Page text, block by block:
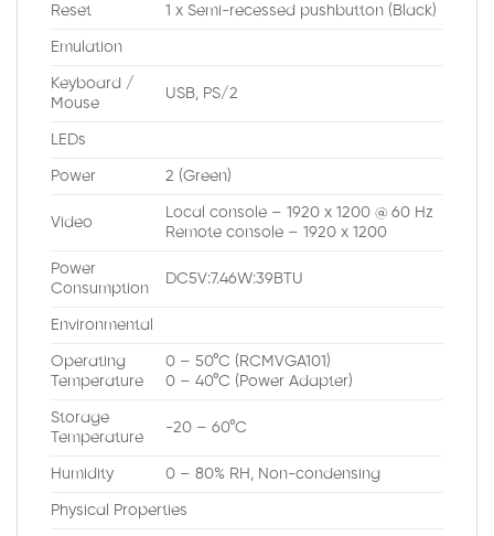
Reset 1 x Semi-recessed pushbutton (Black)
Emulation
Keyboard /
Mouse
USB, PS/2
LEDs
Power 2 (Green)
Video
Local console – 1920 x 1200 @ 60 Hz
Remote console – 1920 x 1200
Power
Consumption
DC5V:7.46W:39BTU
Environmental
Operating
Temperature
0 – 50°C (RCMVGA101)
0 – 40°C (Power Adapter)
Storage
Temperature
-20 – 60°C
Humidity 0 – 80% RH, Non-condensing
Physical Properties